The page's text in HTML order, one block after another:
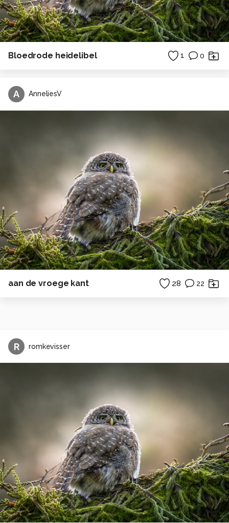
Bloedrode heidelibel 1 0
A AnneliesV
aan de vroege kant 28 22
R romkevisser